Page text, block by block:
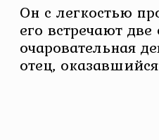
Он с легкостью
его встречают
очаровательная
отец,